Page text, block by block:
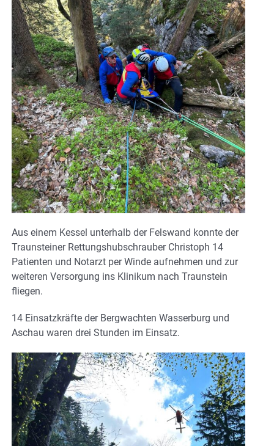
Aus einem Kessel unterhalb der Felswand konnte der
Traunsteiner Rettungshubschrauber Christoph 14
Patienten und Notarzt per Winde aufnehmen und zur
weiteren Versorgung ins Klinikum nach Traunstein
fliegen.
14 Einsatzkräfte der Bergwachten Wasserburg und
Aschau waren drei Stunden im Einsatz.